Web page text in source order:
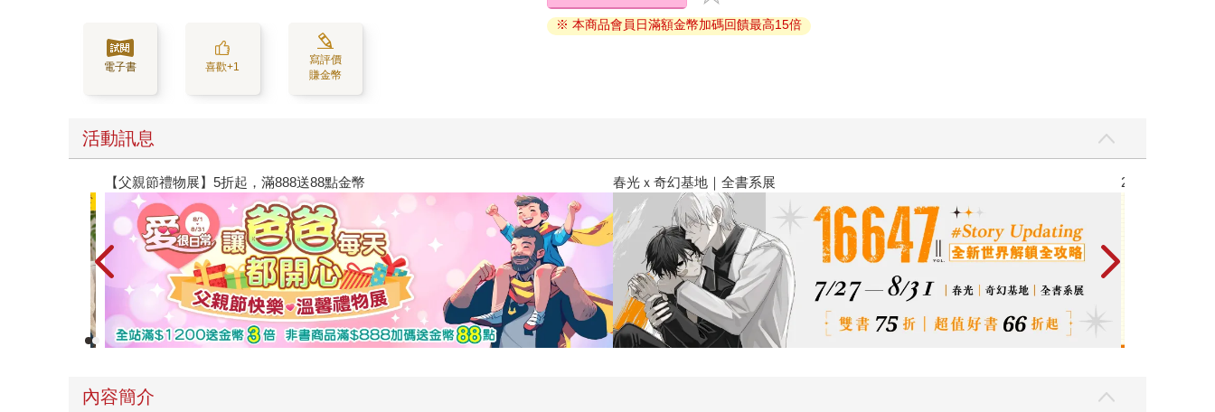
電子書 喜歡+1
寫評價
賺金幣
※ 本商品會員日滿額金幣加碼回饋最高15倍
活動訊息
【父親節禮物展】5折起，滿888送88點金幣 春光ｘ奇幻基地｜全書系展 2026金石堂暑
內容簡介